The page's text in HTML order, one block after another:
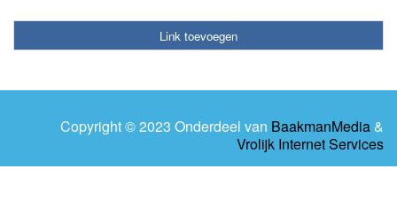
Link toevoegen
Copyright © 2023 Onderdeel van BaakmanMedia &
Vrolijk Internet Services